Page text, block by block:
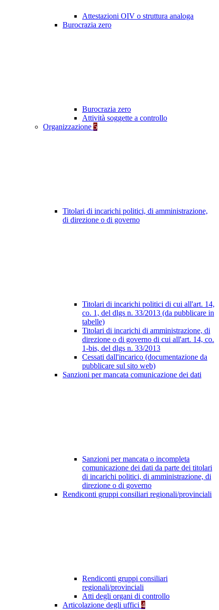
Attestazioni OIV o struttura analoga
Burocrazia zero
Burocrazia zero
Attività soggette a controllo
Organizzazione 5
Titolari di incarichi politici, di amministrazione,
di direzione o di governo
Titolari di incarichi politici di cui all'art. 14,
co. 1, del dlgs n. 33/2013 (da pubblicare in
tabelle)
Titolari di incarichi di amministrazione, di
direzione o di governo di cui all'art. 14, co.
1-bis, del dlgs n. 33/2013
Cessati dall'incarico (documentazione da
pubblicare sul sito web)
Sanzioni per mancata comunicazione dei dati
Sanzioni per mancata o incompleta
comunicazione dei dati da parte dei titolari
di incarichi politici, di amministrazione, di
direzione o di governo
Rendiconti gruppi consiliari regionali/provinciali
Rendiconti gruppi consiliari
regionali/provinciali
Atti degli organi di controllo
Articolazione degli uffici 4